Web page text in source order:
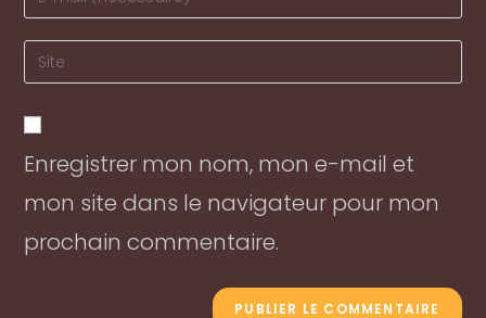
to
comment
your
email
address
comment
Enter
your
URL
(optional)
Enregistrer mon nom, mon e-mail et
mon site dans le navigateur pour mon
prochain commentaire.